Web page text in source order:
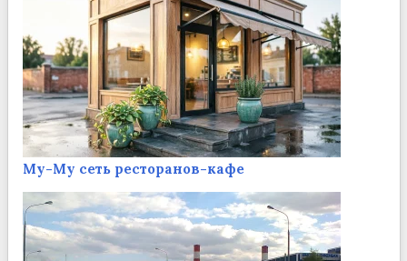
Му-Му сеть ресторанов-кафе